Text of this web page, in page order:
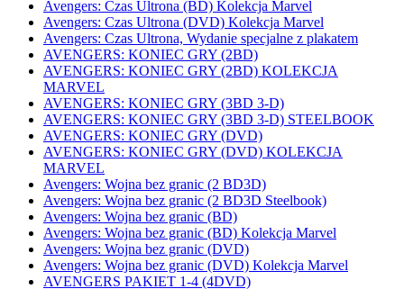
Avengers: Czas Ultrona (BD) Kolekcja Marvel
Avengers: Czas Ultrona (DVD) Kolekcja Marvel
Avengers: Czas Ultrona, Wydanie specjalne z plakatem
AVENGERS: KONIEC GRY (2BD)
AVENGERS: KONIEC GRY (2BD) KOLEKCJA
MARVEL
AVENGERS: KONIEC GRY (3BD 3-D)
AVENGERS: KONIEC GRY (3BD 3-D) STEELBOOK
AVENGERS: KONIEC GRY (DVD)
AVENGERS: KONIEC GRY (DVD) KOLEKCJA
MARVEL
Avengers: Wojna bez granic (2 BD3D)
Avengers: Wojna bez granic (2 BD3D Steelbook)
Avengers: Wojna bez granic (BD)
Avengers: Wojna bez granic (BD) Kolekcja Marvel
Avengers: Wojna bez granic (DVD)
Avengers: Wojna bez granic (DVD) Kolekcja Marvel
AVENGERS PAKIET 1-4 (4DVD)